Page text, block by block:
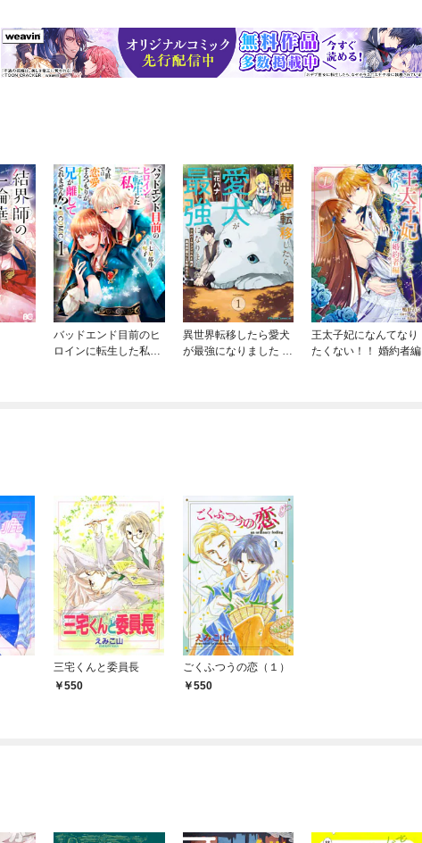
バッドエンド目前のヒ
ロインに転生した私、
異世界転移したら愛犬
が最強になりました ～
王太子妃になんてなり
たくない！！ 婚約者編
三宅くんと委員長
550
ごくふつうの恋（１）
550